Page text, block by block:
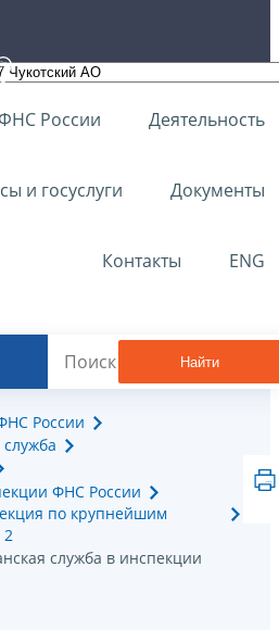
России Деятельность
и госуслуги Документы
Контакты ENG
Найти
России
ФНС России
по крупнейшим
служба в инспекции